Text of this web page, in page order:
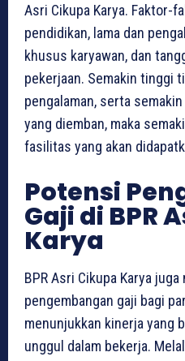
Asri Cikupa Karya. Faktor-
pendidikan, lama dan
khusus karyawan, dan
pekerjaan. Semakin tinggi
pengalaman, serta
yang diemban, maka
fasilitas yang akan
Potensi
Gaji di BPR
Karya
BPR Asri Cikupa Karya
pengembangan gaji bagi
menunjukkan kinerja yang
unggul dalam bekerja.